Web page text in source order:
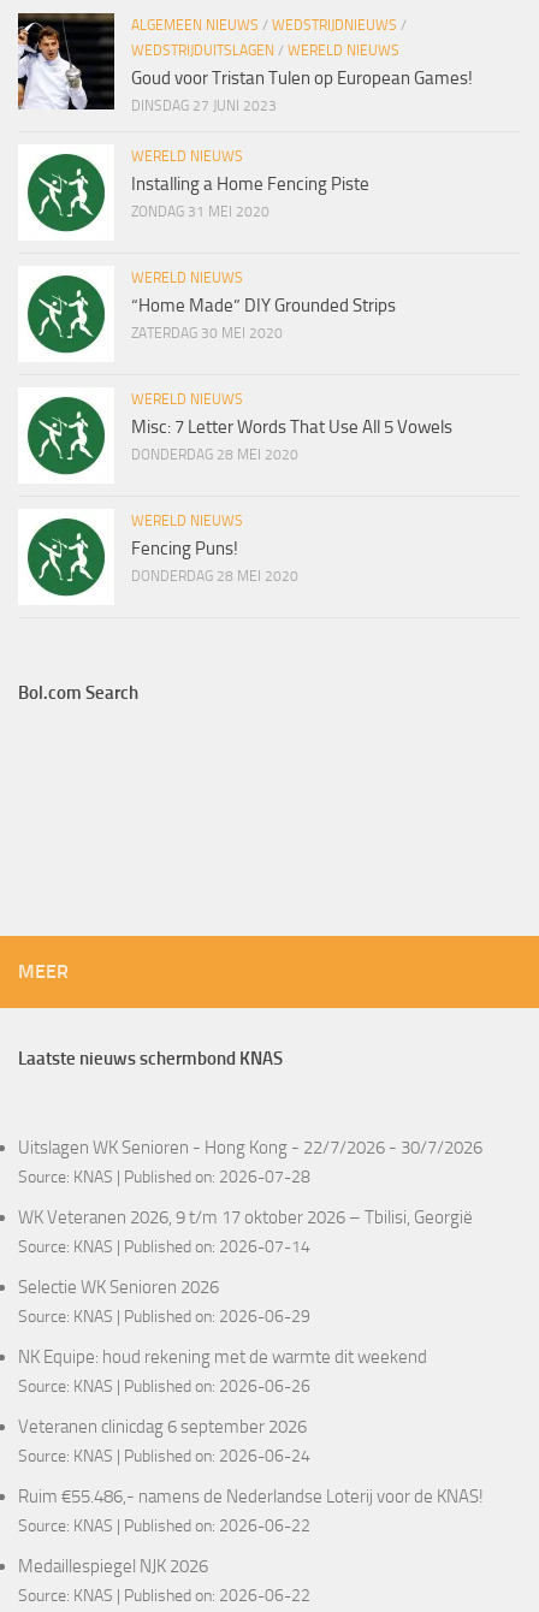
ALGEMEEN NIEUWS / WEDSTRIJDNIEUWS /
WEDSTRIJDUITSLAGEN / WERELD NIEUWS
Goud voor Tristan Tulen op European Games!
DINSDAG 27 JUNI 2023
WERELD NIEUWS
Installing a Home Fencing Piste
ZONDAG 31 MEI 2020
WERELD NIEUWS
“Home Made” DIY Grounded Strips
ZATERDAG 30 MEI 2020
WERELD NIEUWS
Misc: 7 Letter Words That Use All 5 Vowels
DONDERDAG 28 MEI 2020
WERELD NIEUWS
Fencing Puns!
DONDERDAG 28 MEI 2020
Bol.com Search
MEER
Laatste nieuws schermbond KNAS
Uitslagen WK Senioren - Hong Kong - 22/7/2026 - 30/7/2026
Source: KNAS Published on: 2026-07-28
WK Veteranen 2026, 9 t/m 17 oktober 2026 – Tbilisi, Georgië
Source: KNAS Published on: 2026-07-14
Selectie WK Senioren 2026
Source: KNAS Published on: 2026-06-29
NK Equipe: houd rekening met de warmte dit weekend
Source: KNAS Published on: 2026-06-26
Veteranen clinicdag 6 september 2026
Source: KNAS Published on: 2026-06-24
Ruim €55.486,- namens de Nederlandse Loterij voor de KNAS!
Source: KNAS Published on: 2026-06-22
Medaillespiegel NJK 2026
Source: KNAS Published on: 2026-06-22